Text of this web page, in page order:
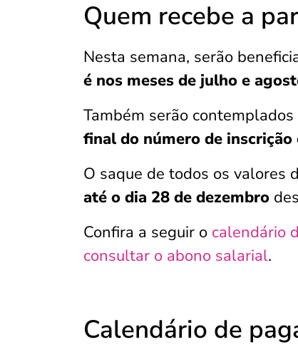
Quem recebe a
Nesta semana, serão
é nos meses de julho e
Também serão
final do número de inscrição
O saque de todos os valores
até o dia 28 de dezembro
Confira a seguir o calendário
consultar o abono salarial.
Calendário de